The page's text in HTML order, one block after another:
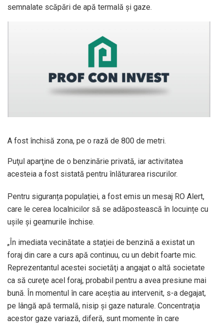
semnalate scăpări de apă termală şi gaze.
A fost închisă zona, pe o rază de 800 de metri.
Puţul aparţine de o benzinărie privată, iar activitatea
acesteia a fost sistată pentru înlăturarea riscurilor.
Pentru siguranța populației, a fost emis un mesaj RO Alert,
care le cerea localnicilor să se adăpostească în locuințe cu
ușile și geamurile închise.
„În imediata vecinătate a staţiei de benzină a existat un
foraj din care a curs apă continuu, cu un debit foarte mic.
Reprezentantul acestei societăţi a angajat o altă societate
ca să cureţe acel foraj, probabil pentru a avea presiune mai
bună. În momentul în care aceştia au intervenit, s-a degajat,
pe lângă apă termală, nisip şi gaze naturale. Concentraţia
acestor gaze variază, diferă, sunt momente în care